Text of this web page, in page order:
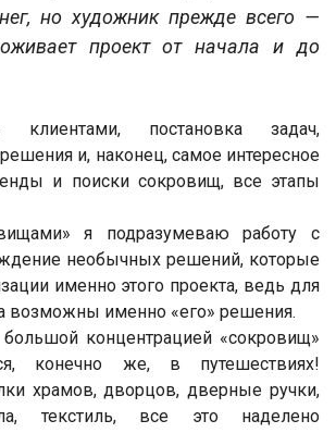
но художник прежде всего —
проект от начала и до
клиентами, постановка задач,
и, наконец, самое интересное
и поиски сокровищ, все этапы
я подразумеваю работу с
необычных решений, которые
именно этого проекта, ведь для
возможны именно «его» решения.
концентрацией «сокровищ»
конечно же, в путешествиях!
храмов, дворцов, дверные ручки,
текстиль, все это наделено